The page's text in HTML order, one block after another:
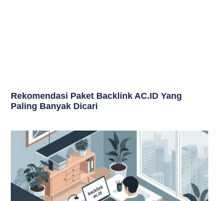
Rekomendasi Paket Backlink AC.ID Yang
Paling Banyak Dicari